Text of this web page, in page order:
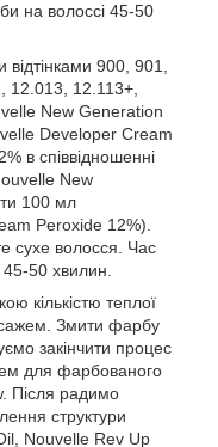
на волоссі 45-50
900, 901,
12.013, 12.113+,
New Generation
Developer Cream
в співвідношенні
New
100 мл
Peroxide 12%).
сухе волосся. Час
50 хвилин.
кількістю теплої
Змити фарбу
закінчити процес
для фарбованого
Після радимо
структури
Nouvelle Rev Up